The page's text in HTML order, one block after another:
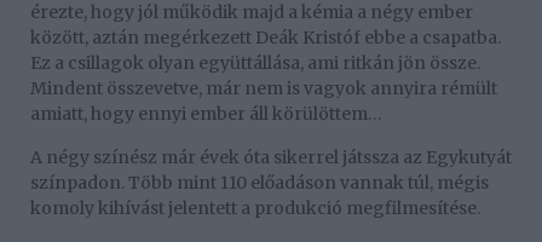
érezte, hogy jól működik majd a kémia a négy ember
között, aztán megérkezett Deák Kristóf ebbe a csapatba.
Ez a csillagok olyan együttállása, ami ritkán jön össze.
Mindent összevetve, már nem is vagyok annyira rémült
amiatt, hogy ennyi ember áll körülöttem…
A négy színész már évek óta sikerrel játssza az Egykutyát
színpadon. Több mint 110 előadáson vannak túl, mégis
komoly kihívást jelentett a produkció megfilmesítése.